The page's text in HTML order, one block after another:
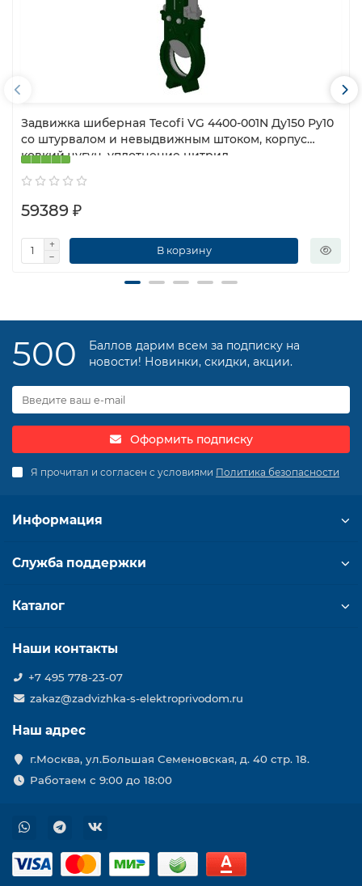
Задвижка шиберная Tecofi VG 4400-001N Ду150 Ру10
со штурвалом и невыдвижным штоком, корпус
ковкий чугун, уплотнение нитрил
59389 ₽
В корзину
500
Баллов дарим всем за подписку на
новости! Новинки, скидки, акции.
Оформить подписку
Я прочитал и согласен с условиями Политика безопасности
Информация
Служба поддержки
Каталог
Наши контакты
+7 495 778-23-07
zakaz@zadvizhka-s-elektroprivodom.ru
Наш адрес
г.Москва, ул.Большая Семеновская, д. 40 стр. 18.
Работаем с 9:00 до 18:00